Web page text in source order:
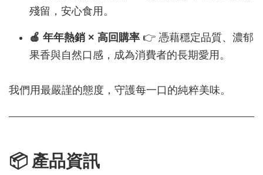
殘留，安心食用。
🍎 年年熱銷 × 高回購率 👉 憑藉穩定品質、濃郁
果香與自然口感，成為消費者的長期愛用。
我們用最嚴謹的態度，守護每一口的純粹美味。
📦 產品資訊